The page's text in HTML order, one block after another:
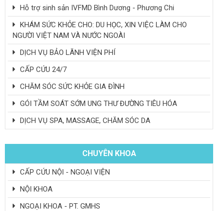
Hỗ trợ sinh sản IVFMD Bình Dương - Phương Chi
KHÁM SỨC KHỎE CHO: DU HỌC, XIN VIỆC LÀM CHO
NGƯỜI VIỆT NAM VÀ NƯỚC NGOÀI
DỊCH VỤ BẢO LÃNH VIỆN PHÍ
CẤP CỨU 24/7
CHĂM SÓC SỨC KHỎE GIA ĐÌNH
GÓI TẦM SOÁT SỚM UNG THƯ ĐƯỜNG TIÊU HÓA
DỊCH VỤ SPA, MASSAGE, CHĂM SÓC DA
CHUYÊN KHOA
CẤP CỨU NỘI - NGOẠI VIỆN
NỘI KHOA
NGOẠI KHOA - PT. GMHS